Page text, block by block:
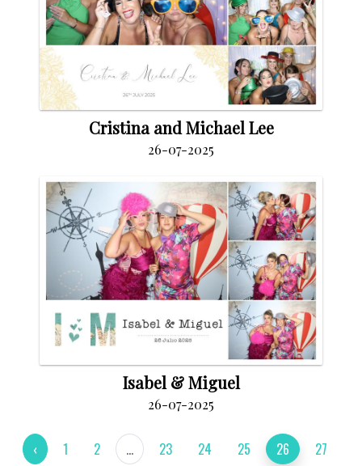
Cristina and Michael Lee
26-07-2025
Isabel & Miguel
26-07-2025
‹ 1 2 ... 23 24 25 26
27